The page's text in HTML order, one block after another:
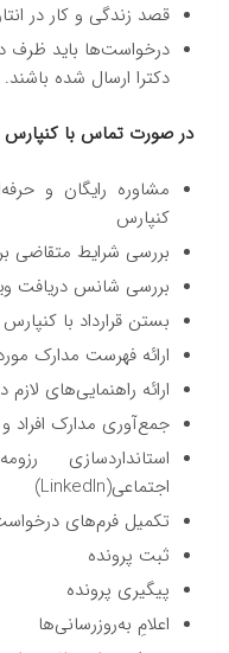
قصد زندگی و کار در
درخواست‌ها باید ظرف
دکترا ارسال شده باشند.
در صورت تماس با کنپارس
مشاوره رایگان و
کنپارس
بررسی شرایط متقاضی
بررسی شانس دریافت
بستن قرارداد با کنپارس
ارائه فهرست مدارک
ارائه راهنمایی‌های
جمع‌آوری مدارک افراد و
استانداردسازی
اجتماعی(LinkedIn)
تکمیل فرم‌های
ثبت پرونده
پیگیری پرونده
اعلامِ به‌روزرسانی‌ها